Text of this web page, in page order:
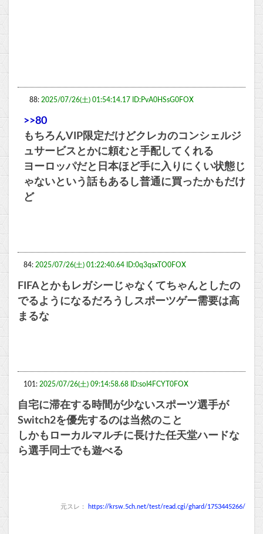
88: 2025/07/26(土) 01:54:14.17 ID:PvA0HSsG0FOX
>>80
もちろんVIP限定だけどクレカのコンシェルジ
ュサービスとかに頼むと手配してくれる
ヨーロッパだと日本ほど手に入りにくい状態じ
ゃないという話もあるし普通に買ったかもだけ
ど
84: 2025/07/26(土) 01:22:40.64 ID:0q3qsxTO0FOX
FIFAとかもレガシーじゃなくてちゃんとしたの
でるようになるだろうしスポーツゲー需要は高
まるな
101: 2025/07/26(土) 09:14:58.68 ID:soI4FCYT0FOX
自宅に滞在する時間が少ないスポーツ選手が
Switch2を優先するのは当然のこと
しかもローカルマルチに長けた任天堂ハードな
ら選手同士でも遊べる
元スレ： https://krsw.5ch.net/test/read.cgi/ghard/1753445266/